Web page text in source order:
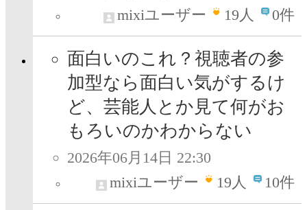
mixiユーザー
19人 0件
面白いのこれ？視聴者の参
加型なら面白い気がするけ
ど、芸能人とか見て何がお
もろいのかわからない
2026年06月14日 22:30
mixiユーザー
19人 10件